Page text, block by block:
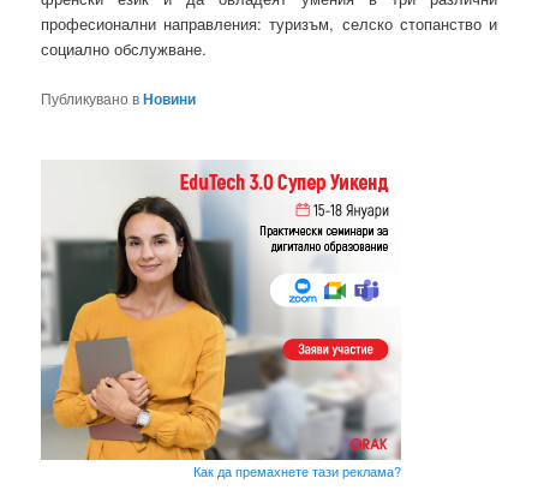
професионални направления: туризъм, селско стопанство и
социално обслужване.
Публикувано вНовини
Как да премахнете тази реклама?